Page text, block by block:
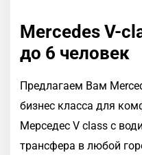
Mercedes V-
до 6 человек
Предлагаем Вам
бизнес класса для
Мерседес V class с
трансфера в любой